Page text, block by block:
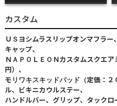
カスタム
ＵＳヨシムラスリップオンマフラ
キャップ、
ＮＡＰＯＬＥＯＮカスタムスクエ
円）、
モリワキスキッドパッド（定価：
ル、ビキニカウルステー、
ハンドルバー、グリップ、タック